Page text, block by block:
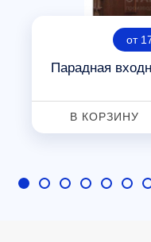
от
Парадная
В КОРЗИНУ